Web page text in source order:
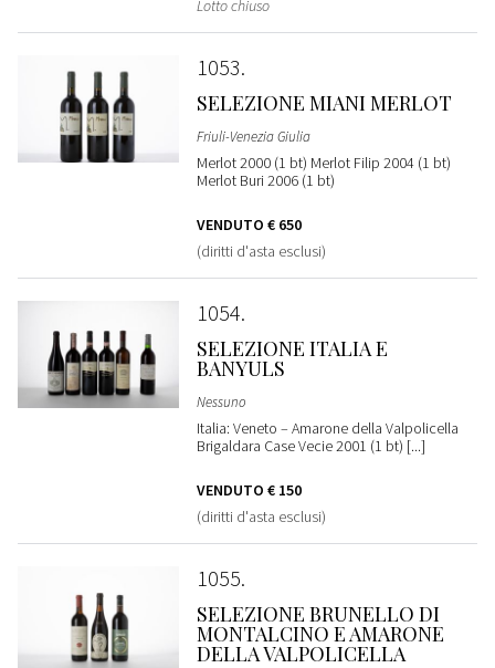
Lotto chiuso
1053
SELEZIONE MIANI MERLOT
Friuli-Venezia Giulia
Merlot 2000 (1 bt) Merlot Filip 2004 (1 bt)
Merlot Buri 2006 (1 bt)
VENDUTO € 650
(diritti d'asta esclusi)
1054
SELEZIONE ITALIA E
BANYULS
Nessuno
Italia: Veneto – Amarone della Valpolicella
Brigaldara Case Vecie 2001 (1 bt) [...]
VENDUTO € 150
(diritti d'asta esclusi)
1055
SELEZIONE BRUNELLO DI
MONTALCINO E AMARONE
DELLA VALPOLICELLA